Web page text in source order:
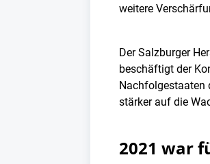
weitere
Der Salzburger
beschäftigt der
Nachfolgestaaten
stärker auf die
2021 war